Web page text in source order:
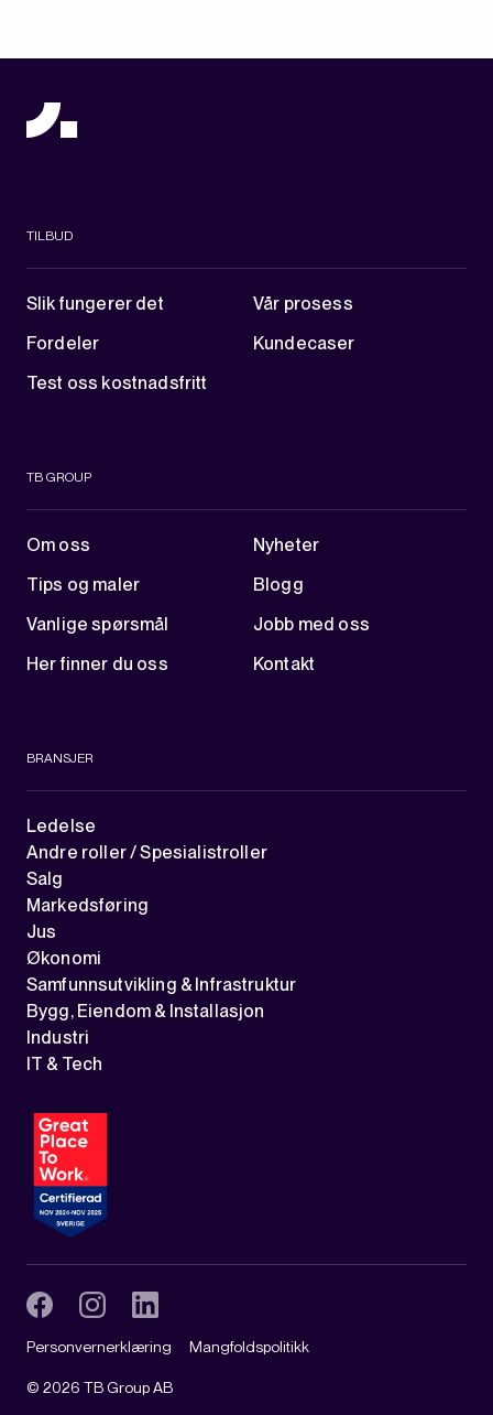
TILBUD
Slik fungerer det
Vår prosess
Fordeler
Kundecaser
Test oss kostnadsfritt
TB GROUP
Om oss
Nyheter
Tips og maler
Blogg
Vanlige spørsmål
Jobb med oss
Her finner du oss
Kontakt
BRANSJER
Ledelse
Andre roller / Spesialistroller
Salg
Markedsføring
Jus
Økonomi
Samfunnsutvikling & Infrastruktur
Bygg, Eiendom & Installasjon
Industri
IT & Tech
© 2026 TB Group AB
Personvernerklæring Mangfoldspolitikk